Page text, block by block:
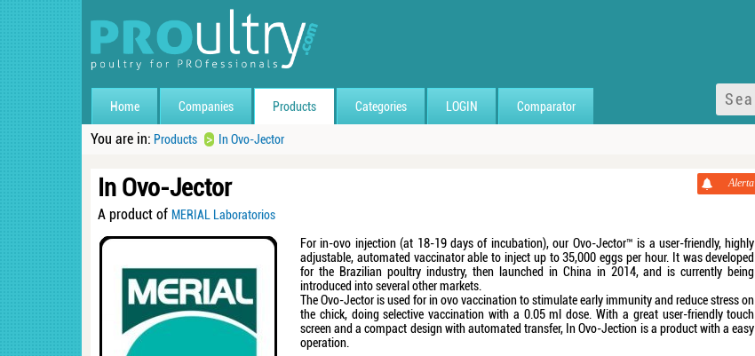
Home Companies Products Categories LOGIN Comparator
You are in: Products > In Ovo-Jector
In Ovo-Jector Alerta
A product of MERIAL Laboratorios
For in-ovo injection (at 18-19 days of incubation), our Ovo-Jector™ is a user-friendly, highly
adjustable, automated vaccinator able to inject up to 35,000 eggs per hour. It was developed
for the Brazilian poultry industry, then launched in China in 2014, and is currently being
introduced into several other markets.
The Ovo-Jector is used for in ovo vaccination to stimulate early immunity and reduce stress on
the chick, doing selective vaccination with a 0.05 ml dose. With a great user-friendly touch
screen and a compact design with automated transfer, In Ovo-Jection is a product with a easy
operation.